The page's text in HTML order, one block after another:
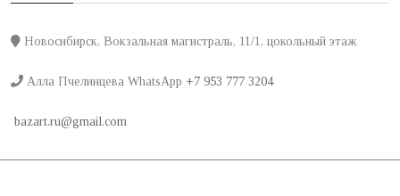
Новосибирск, Вокзальная магистраль, 11/1, цокольный этаж
Алла Пчелинцева WhatsApp +7 953 777 3204
bazart.ru@gmail.com